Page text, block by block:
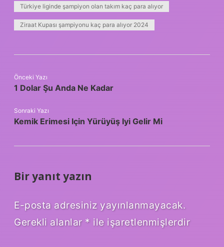
Türkiye liginde şampiyon olan takım kaç para alıyor
Ziraat Kupası şampiyonu kaç para alıyor 2024
Önceki Yazı
1 Dolar Şu Anda Ne Kadar
Sonraki Yazı
Kemik Erimesi Için Yürüyüş Iyi Gelir Mi
Bir yanıt yazın
E-posta adresiniz yayınlanmayacak.
Gerekli alanlar * ile işaretlenmişlerdir